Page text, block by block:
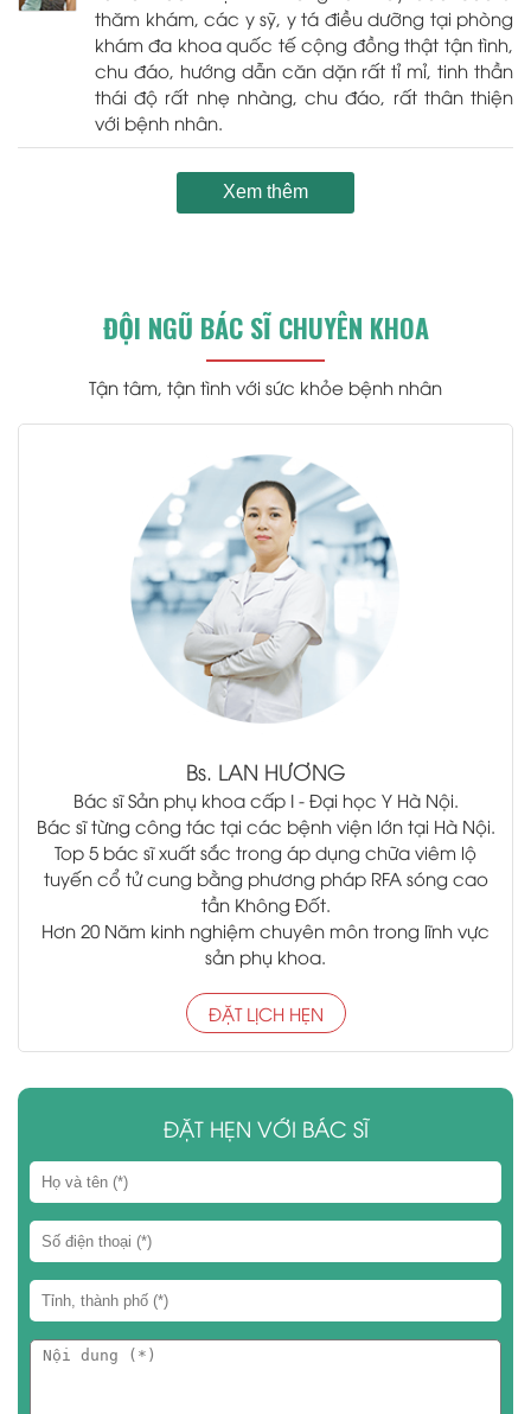
thăm khám, các y sỹ, y tá điều dưỡng tại phòng
khám đa khoa quốc tế cộng đồng thật tận tình,
chu đáo, hướng dẫn căn dặn rất tỉ mỉ, tinh thần
thái độ rất nhẹ nhàng, chu đáo, rất thân thiện
với bệnh nhân.
Xem thêm
ĐỘI NGŨ BÁC SĨ CHUYÊN KHOA
Tận tâm, tận tình với sức khỏe bệnh nhân
Bs. LAN HƯƠNG
Bác sĩ Sản phụ khoa cấp I - Đại học Y Hà Nội.
Bác sĩ từng công tác tại các bệnh viện lớn tại Hà Nội.
Top 5 bác sĩ xuất sắc trong áp dụng chữa viêm lộ
tuyến cổ tử cung bằng phương pháp RFA sóng cao
tần Không Đốt.
Hơn 20 Năm kinh nghiệm chuyên môn trong lĩnh vực
sản phụ khoa.
ĐẶT LỊCH HẸN
ĐẶT HẸN VỚI BÁC SĨ